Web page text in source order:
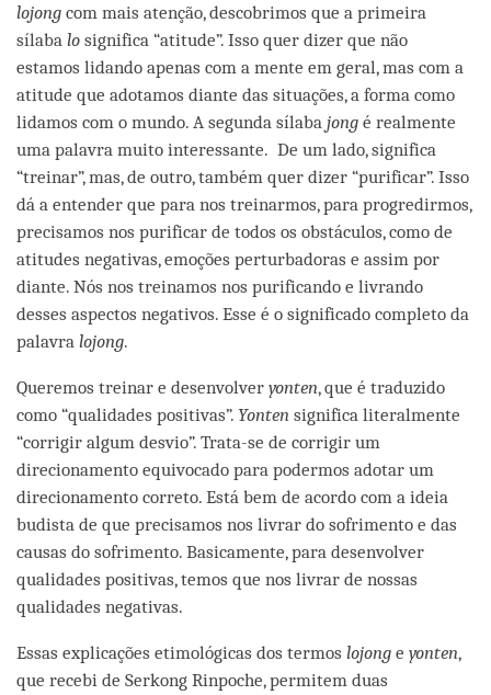
lojong com mais atenção, descobrimos que a primeira
sílaba lo significa “atitude”. Isso quer dizer que não
estamos lidando apenas com a mente em geral, mas com a
atitude que adotamos diante das situações, a forma como
lidamos com o mundo. A segunda sílaba jong é realmente
uma palavra muito interessante. De um lado, significa
“treinar”, mas, de outro, também quer dizer “purificar”. Isso
dá a entender que para nos treinarmos, para progredirmos,
precisamos nos purificar de todos os obstáculos, como de
atitudes negativas, emoções perturbadoras e assim por
diante. Nós nos treinamos nos purificando e livrando
desses aspectos negativos. Esse é o significado completo da
palavra lojong.
Queremos treinar e desenvolver yonten, que é traduzido
como “qualidades positivas”. Yonten significa literalmente
“corrigir algum desvio”. Trata-se de corrigir um
direcionamento equivocado para podermos adotar um
direcionamento correto. Está bem de acordo com a ideia
budista de que precisamos nos livrar do sofrimento e das
causas do sofrimento. Basicamente, para desenvolver
qualidades positivas, temos que nos livrar de nossas
qualidades negativas.
Essas explicações etimológicas dos termos lojong e yonten,
que recebi de Serkong Rinpoche, permitem duas